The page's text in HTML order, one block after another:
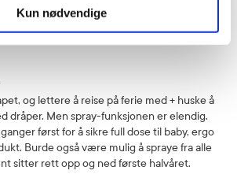
Kun nødvendige
og lettere å reise på ferie med + huske å
dråper. Men spray-funksjonen er elendig.
først for å sikre full dose til baby, ergo
Burde også være mulig å spraye fra alle
sitter rett opp og ned første halvåret.